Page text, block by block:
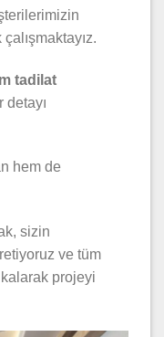
tadilat
hem de
sizin
ve tüm
projeyi